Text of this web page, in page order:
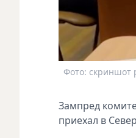
Фото: скриншот
Зампред
приехал в